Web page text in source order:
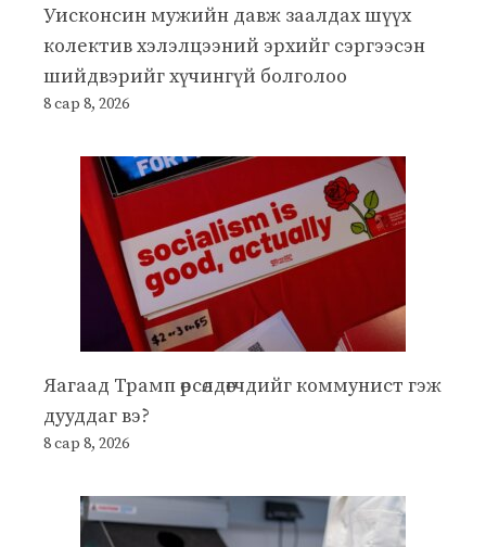
Уисконсин мужийн давж заалдах шүүх
колектив хэлэлцээний эрхийг сэргээсэн
шийдвэрийг хүчингүй болголоо
8 сар 8, 2026
Яагаад Трамп өрсөлдөгчдийг коммунист гэж
дууддаг вэ?
8 сар 8, 2026